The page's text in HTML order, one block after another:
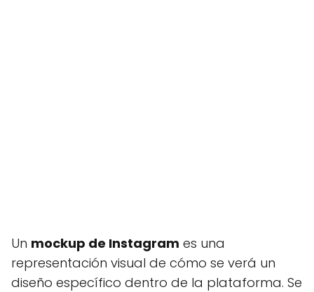
Un mockup de Instagram es una
representación visual de cómo se verá un
diseño específico dentro de la plataforma. Se